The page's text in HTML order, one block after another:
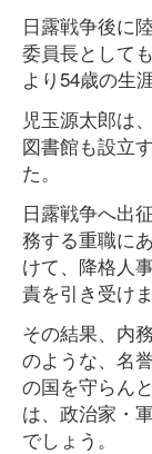
日露戦争後に
委員長として
より54歳の生
児玉源太郎は
図書館も設立
た。
日露戦争へ出
務する重職に
けて、降格人
責を引き受けま
その結果、内
のような、名
の国を守らん
は、政治家・
でしょう。